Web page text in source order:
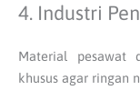
4. Industri
Material pesawat
khusus agar ringan